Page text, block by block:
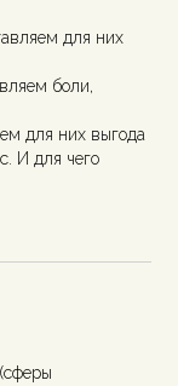
для них
боли,
для них выгода
И для чего